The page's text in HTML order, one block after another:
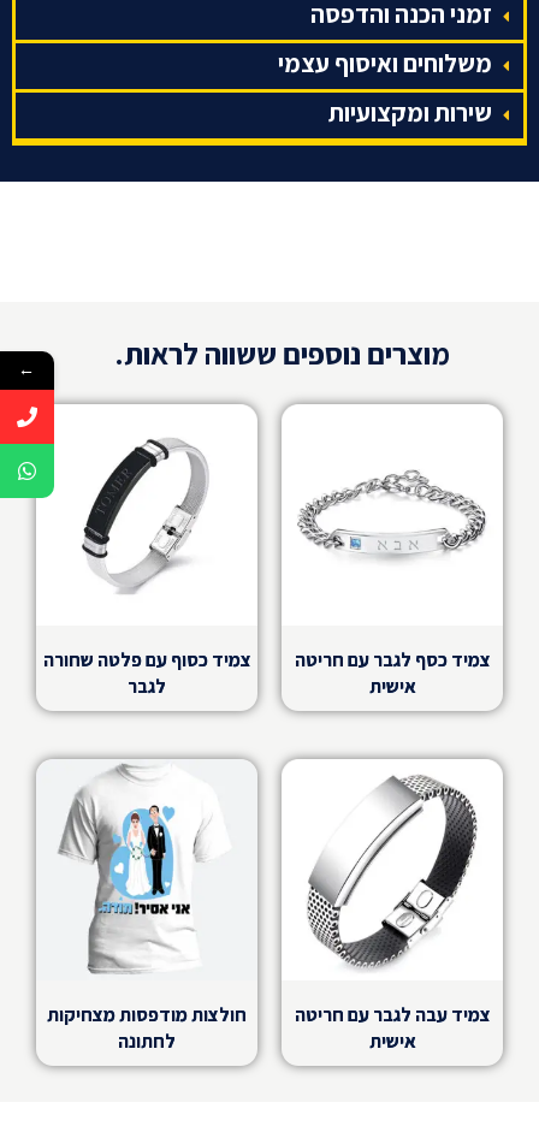
זמני הכנה והדפסה
משלוחים ואיסוף עצמי
שירות ומקצועיות
מוצרים נוספים ששווה לראות.
צמיד כסף לגבר עם חריטה
אישית
צמיד כסוף עם פלטה שחורה
לגבר
צמיד עבה לגבר עם חריטה
אישית
חולצות מודפסות מצחיקות
לחתונה
←